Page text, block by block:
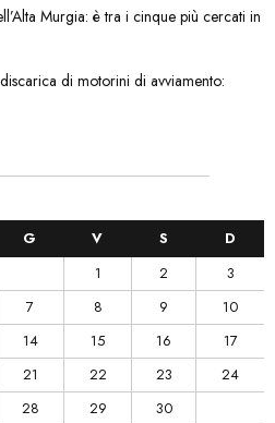
Murgia: è tra i cinque più cercati in
di motorini di avviamento:
G V S
D
1
2
3
7 8 9
10
14 15 16
17
21 22 23
24
28 29 30